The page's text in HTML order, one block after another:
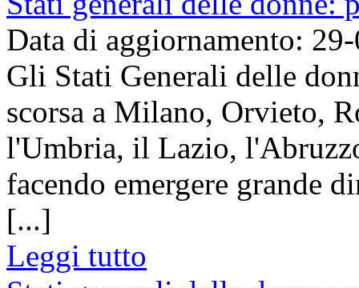
Data di aggiornamento:
Gli Stati Generali delle
scorsa a Milano, Orvieto,
l'Umbria, il Lazio,
facendo emergere grande
[...]
Leggi tutto